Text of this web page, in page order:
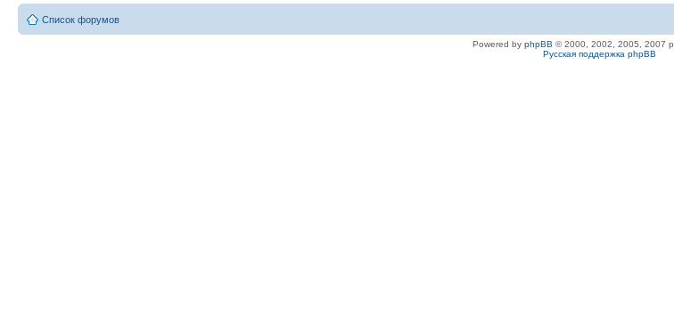
Список форумов
Powered by phpBB © 2000, 2002, 2005, 2007
Русская поддержка phpBB